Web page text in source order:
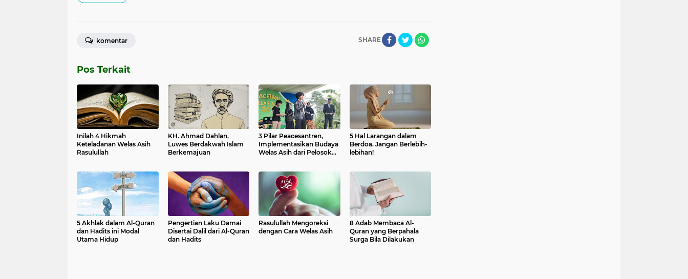
SHARE
komentar
Pos Terkait
Inilah 4 Hikmah
Keteladanan Welas Asih
Rasulullah
KH. Ahmad Dahlan,
Luwes Berdakwah Islam
Berkemajuan
3 Pilar Peacesantren,
Implementasikan Budaya
Welas Asih dari Pelosok
5 Hal Larangan dalam
Berdoa. Jangan Berlebih-
lebihan!
5 Akhlak dalam Al-Quran
dan Hadits ini Modal
Utama Hidup
Pengertian Laku Damai
Disertai Dalil dari Al-Quran
dan Hadits
Rasulullah Mengoreksi
dengan Cara Welas Asih
8 Adab Membaca Al-
Quran yang Berpahala
Surga Bila Dilakukan